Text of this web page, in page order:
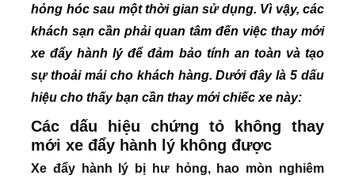
hỏng hóc sau một thời gian sử dụng. Vì vậy, các
khách sạn cần phải quan tâm đến việc thay mới
xe đẩy hành lý để đảm bảo tính an toàn và tạo
sự thoải mái cho khách hàng. Dưới đây là 5 dấu
hiệu cho thấy bạn cần thay mới chiếc xe này:
Các dấu hiệu chứng tỏ không thay
mới xe đẩy hành lý không được
Xe đẩy hành lý bị hư hỏng, hao mòn nghiêm